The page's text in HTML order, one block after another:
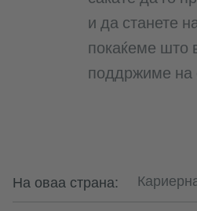
и да станете
покаќеме што
поддржиме на
На оваа страна: